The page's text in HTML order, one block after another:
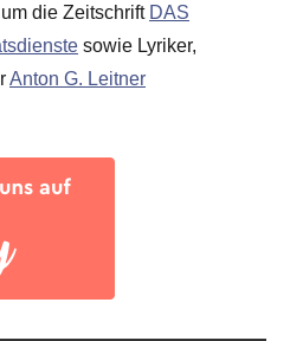
die Zeitschrift DAS
sowie Lyriker,
Anton G. Leitner